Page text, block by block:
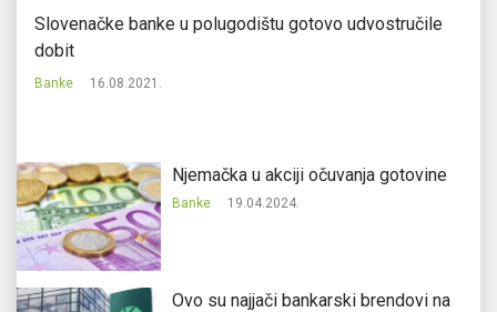
Slovenačke banke u polugodištu gotovo udvostručile
dobit
Banke 16.08.2021.
Njemačka u akciji očuvanja gotovine
Banke 19.04.2024.
Ovo su najjači bankarski brendovi na